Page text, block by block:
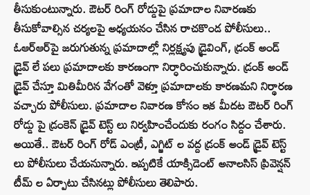
తీసుకుంటున్నారు. ఔటర్ రింగ్ రోడ్డుపై ప్రమాదాల నివారణకు
తీసుకోవాల్సిన చర్యలపై అధ్యయనం చేసిన రాచకొండ పోలీసులు..
ఓఆర్ఆర్‌పై జరుగుతున్న ప్రమాదాల్లో నిర్లక్ష్యపు డ్రైవింగ్, డ్రంక్ అండ్
డ్రైవ్ లే పలు ప్రమాదాలకు కారణంగా నిర్ధారించుకున్నారు. డ్రంక్ అండ్
డ్రైవ్ చేస్తూ మితిమీరిన వేగంతో వెళ్తూ ప్రమాదాలకు కారణమని నిర్థారణ
వచ్చారు పోలీసులు. ప్రమాదాల నివారణ కోసం ఇక మీదట ఔటర్ రింగ్‌
రోడ్డు పై డ్రంకెన్‌ డ్రైవ్ టెస్ట్ లు నిర్వహించేందుకు రంగం సిద్దం చేశారు.
అయితే.. ఔటర్ రింగ్ రోడ్ ఎంట్రీ, ఎగ్జిట్ ల వద్ద డ్రంక్ అండ్ డ్రైవ్ టెస్ట్
లు పోలీసులు చేయనున్నారు. ఇప్పటికే యాక్సిడెంట్ అనాలసిస్ ప్రివెన్షన్
టీమ్ ల ఏర్పాటు చేసినట్లు పోలీసులు తెలిపారు.